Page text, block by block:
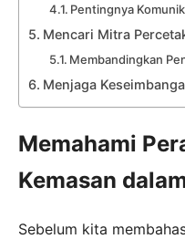
Pentingnya
Mencari Mitra
Membandingkan
Menjaga
Memahami
Kemasan
Sebelum kita